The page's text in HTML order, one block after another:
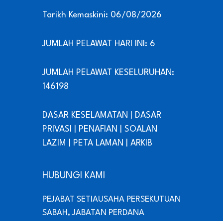
Tarikh Kemaskini: 06/08/2026
JUMLAH PELAWAT HARI INI: 6
JUMLAH PELAWAT KESELURUHAN:
146198
DASAR KESELAMATAN
DASAR
PRIVASI
PENAFIAN
SOALAN
LAZIM
PETA LAMAN ARKIB
HUBUNGI KAMI
PEJABAT SETIAUSAHA PERSEKUTUAN
SABAH, JABATAN PERDANA